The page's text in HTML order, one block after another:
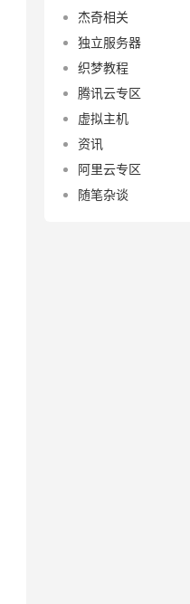
杰奇相关
独立服务器
织梦教程
腾讯云专区
虚拟主机
资讯
阿里云专区
随笔杂谈